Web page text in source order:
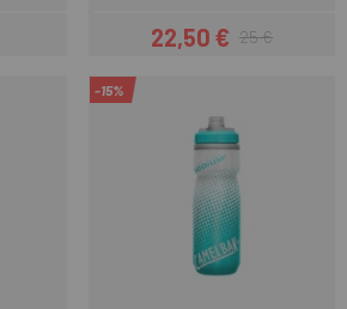
Prezzo
22,50 €Prezzo base
25 €
-15%